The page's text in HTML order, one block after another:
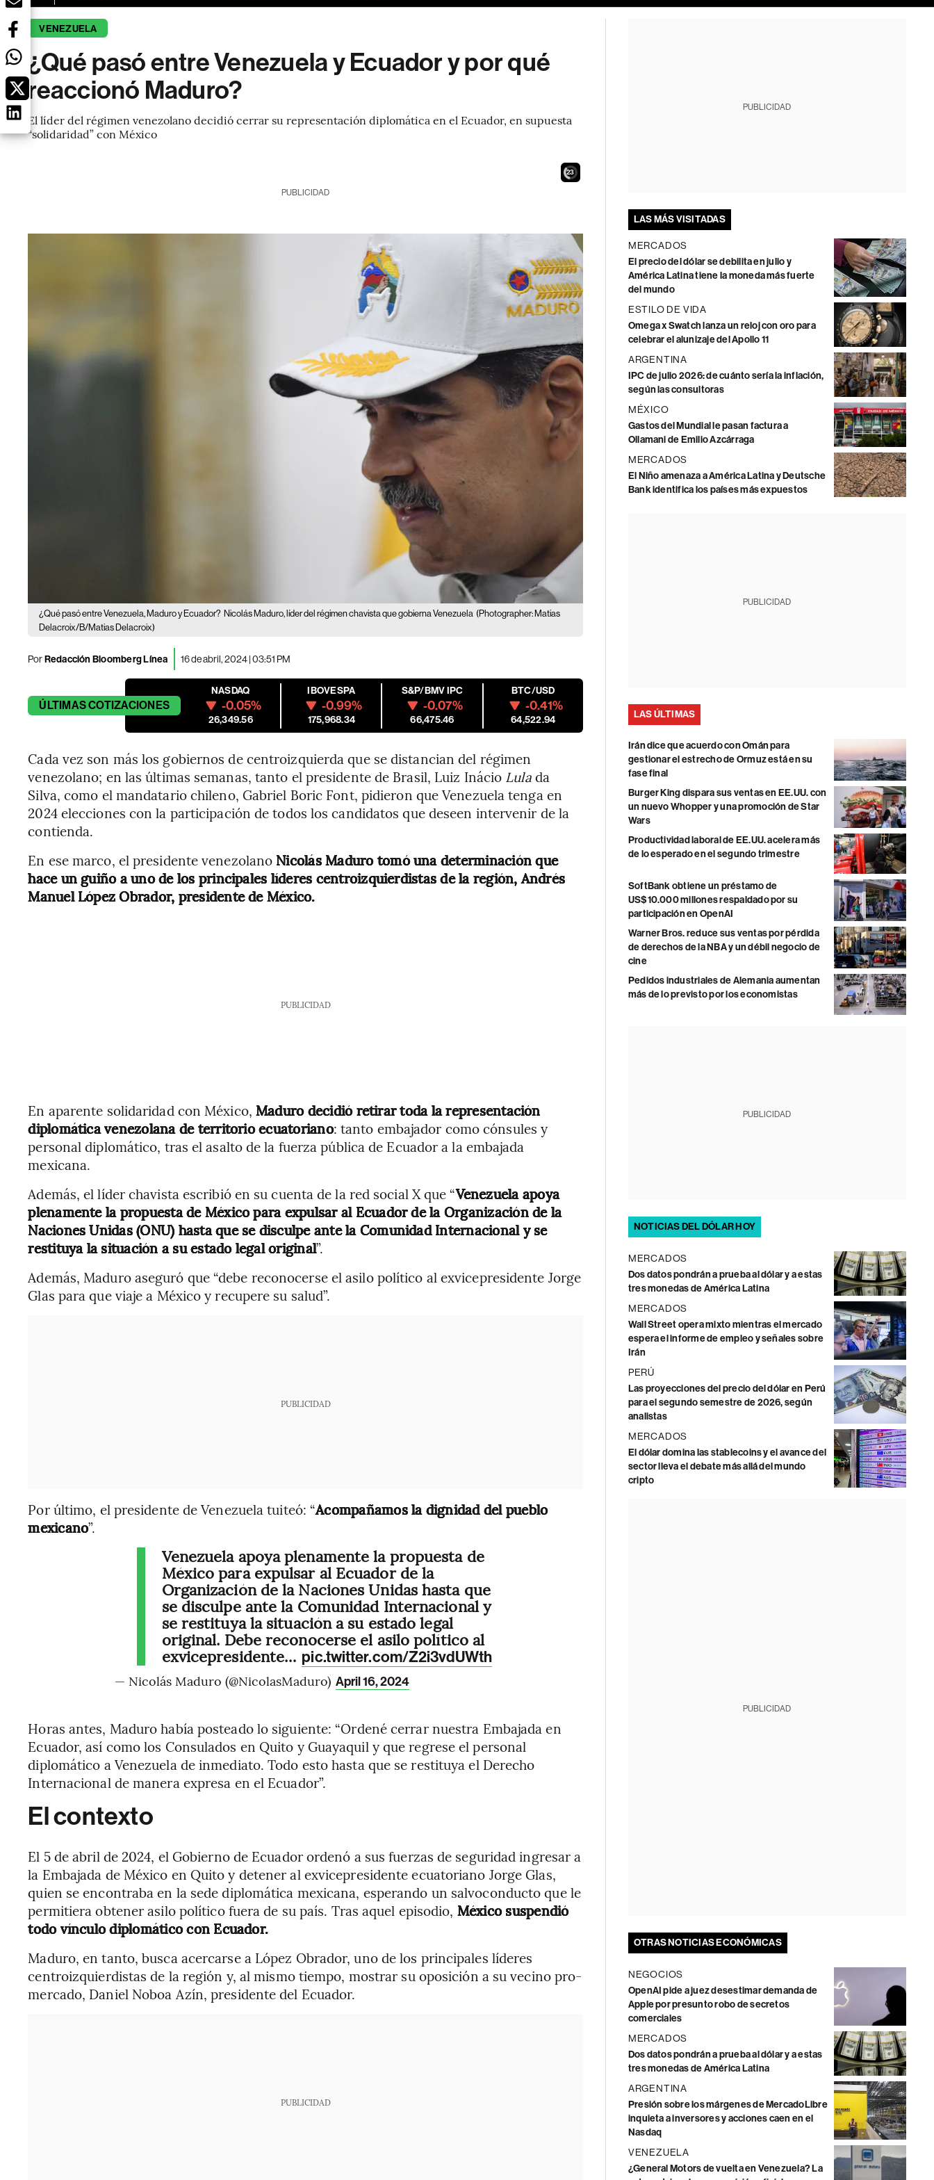
VENEZUELA
¿Qué pasó entre Venezuela y Ecuador y por qué
reaccionó Maduro?
El líder del régimen venezolano decidió cerrar su representación diplomática en el Ecuador, en supuesta
“solidaridad” con México
21
PUBLICIDAD
¿Qué pasó entre Venezuela, Maduro y Ecuador? Nicolás Maduro, líder del régimen chavista que gobierna Venezuela (Photographer: Matias
Delacroix/B/Matias Delacroix)
PorRedacción Bloomberg Línea 16 de abril, 2024 | 03:51 PM
ÚLTIMASCOTIZACIONES
NASDAQ
-0.05%
26,349.56
IBOVESPA
-0.99%
175,968.34
S&P/BMV IPC
-0.07%
66,475.46
BTC/USD
-0.41%
64,522.94
Cada vez son más los gobiernos de centroizquierda que se distancian del régimen
venezolano; en las últimas semanas, tanto el presidente de Brasil, Luiz Inácio Lulada
Silva, como el mandatario chileno, Gabriel Boric Font, pidieron que Venezuela tenga en
2024 elecciones con la participación de todos los candidatos que deseen intervenir de la
contienda.
En ese marco, el presidente venezolano Nicolás Maduro tomó una determinación que
hace un guiño a uno de los principales líderes centroizquierdistas de la región, Andrés
Manuel López Obrador, presidente de México.
PUBLICIDAD
En aparente solidaridad con México, Maduro decidió retirar toda la representación
diplomática venezolana de territorio ecuatoriano: tanto embajador como cónsules y
personal diplomático, tras el asalto de la fuerza pública de Ecuador a la embajada
mexicana.
Además, el líder chavista escribió en su cuenta de la red social X que “Venezuela apoya
plenamente la propuesta de México para expulsar al Ecuador de la Organización de la
Naciones Unidas (ONU) hasta que se disculpe ante la Comunidad Internacional y se
restituya la situación a su estado legal original”.
Además, Maduro aseguró que “debe reconocerse el asilo político al exvicepresidente Jorge
Glas para que viaje a México y recupere su salud”.
PUBLICIDAD
Por último, el presidente de Venezuela tuiteó: “Acompañamos la dignidad del pueblo
mexicano”.
Venezuela apoya plenamente la propuesta de
México para expulsar al Ecuador de la
Organización de la Naciones Unidas hasta que
se disculpe ante la Comunidad Internacional y
se restituya la situación a su estado legal
original. Debe reconocerse el asilo político al
exvicepresidente… pic.twitter.com/Z2i3vdUWth
— Nicolás Maduro (@NicolasMaduro) April 16, 2024
Horas antes, Maduro había posteado lo siguiente: “Ordené cerrar nuestra Embajada en
Ecuador, así como los Consulados en Quito y Guayaquil y que regrese el personal
diplomático a Venezuela de inmediato. Todo esto hasta que se restituya el Derecho
Internacional de manera expresa en el Ecuador”.
El contexto
El 5 de abril de 2024, el Gobierno de Ecuador ordenó a sus fuerzas de seguridad ingresar a
la Embajada de México en Quito y detener al exvicepresidente ecuatoriano Jorge Glas,
quien se encontraba en la sede diplomática mexicana, esperando un salvoconducto que le
permitiera obtener asilo político fuera de su país. Tras aquel episodio, México suspendió
todo vínculo diplomático con Ecuador.
Maduro, en tanto, busca acercarse a López Obrador, uno de los principales líderes
centroizquierdistas de la región y, al mismo tiempo, mostrar su oposición a su vecino pro-
mercado, Daniel Noboa Azín, presidente del Ecuador.
PUBLICIDAD
PUBLICIDAD
LAS MÁS VISITADAS
MERCADOS
El precio del dólar se debilita en julio y
América Latina tiene la moneda más fuerte
del mundo
ESTILO DE VIDA
Omega x Swatch lanza un reloj con oro para
celebrar el alunizaje del Apollo 11
ARGENTINA
IPC de julio 2026: de cuánto sería la inflación,
según las consultoras
MÉXICO
Gastos del Mundial le pasan factura a
Ollamani de Emilio Azcárraga
MERCADOS
El Niño amenaza a América Latina y Deutsche
Bank identifica los países más expuestos
PUBLICIDAD
LAS ÚLTIMAS
Irán dice que acuerdo con Omán para
gestionar el estrecho de Ormuz está en su
fase final
Burger King dispara sus ventas en EE.UU. con
un nuevo Whopper y una promoción de Star
Wars
Productividad laboral de EE.UU. acelera más
de lo esperado en el segundo trimestre
SoftBank obtiene un préstamo de
US$10.000 millones respaldado por su
participación en OpenAI
Warner Bros. reduce sus ventas por pérdida
de derechos de la NBA y un débil negocio de
cine
Pedidos industriales de Alemania aumentan
más de lo previsto por los economistas
PUBLICIDAD
NOTICIAS DEL DÓLAR HOY
MERCADOS
Dos datos pondrán a prueba al dólar y a estas
tres monedas de América Latina
MERCADOS
Wall Street opera mixto mientras el mercado
espera el informe de empleo y señales sobre
Irán
PERÚ
Las proyecciones del precio del dólar en Perú
para el segundo semestre de 2026, según
analistas
MERCADOS
El dólar domina las stablecoins y el avance del
sector lleva el debate más allá del mundo
cripto
PUBLICIDAD
OTRAS NOTICIAS ECONÓMICAS
NEGOCIOS
OpenAI pide a juez desestimar demanda de
Apple por presunto robo de secretos
comerciales
MERCADOS
Dos datos pondrán a prueba al dólar y a estas
tres monedas de América Latina
ARGENTINA
Presión sobre los márgenes de MercadoLibre
inquieta a inversores y acciones caen en el
Nasdaq
VENEZUELA
¿General Motors de vuelta en Venezuela? La